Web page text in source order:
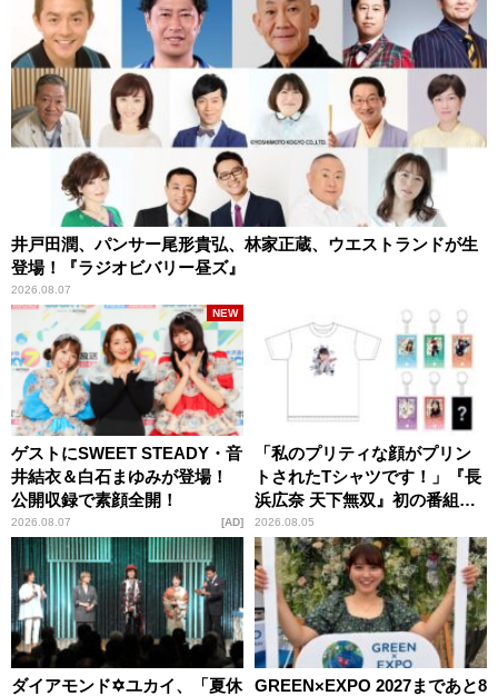
井戸田潤、パンサー尾形貴弘、林家正蔵、ウエストランドが生
登場！『ラジオビバリー昼ズ』
2026.08.07
ゲストにSWEET STEADY・音
井結衣＆白石まゆみが登場！
公開収録で素顔全開！
2026.08.07
NEW
AD
「私のプリティな顔がプリン
トされたTシャツです！」『長
浜広奈 天下無双』初の番組グ
ッズ発売
2026.08.05
ダイアモンド✡ユカイ、「夏休
GREEN×EXPO 2027まであと8